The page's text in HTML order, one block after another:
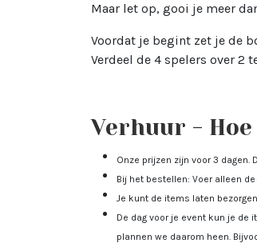
Maar let op, gooi je meer
Voordat je begint zet je de
Verdeel de 4 spelers over 2
Verhuur -
Onze prijzen zijn voor 3 dagen.
Bij het bestellen: Voer alleen
Je kunt de items laten
De dag voor je event kun je de
plannen we daarom heen.